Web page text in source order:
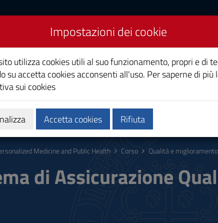
and Public Health
Ricerca Terza Missione
Medicine and Public Health Corso Qualità e miglioramento
di Assicurazione
Impostazioni dei cookie
utilizza cookies utili al suo funzionamento, propri e di
su accetta cookies acconsenti all'uso. Per saperne di più
sui cookies
Accetta cookies Rifiuta